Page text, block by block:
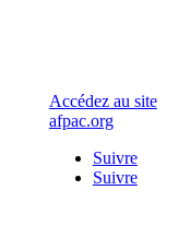
Accédez au site
afpac.org
Suivre
Suivre